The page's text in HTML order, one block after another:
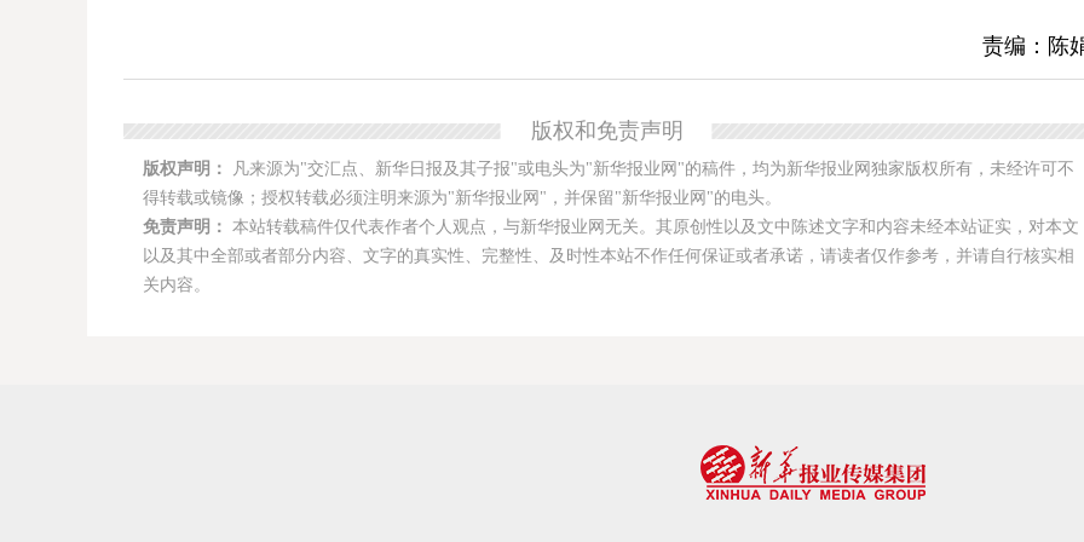
责编：陈
版权和免责声明
版权声明：
凡来源为"交汇点、新华日报及其子报"或电头为"新华报业网"的稿件，均为新华报业网独家版权所有，未经许可不
得转载或镜像；授权转载必须注明来源为"新华报业网"，并保留"新华报业网"的电头。
免责声明： 本站转载稿件仅代表作者个人观点，与新华报业网无关。其原创性以及文中陈述文字和内容未经本站证实，对本文
以及其中全部或者部分内容、文字的真实性、完整性、及时性本站不作任何保证或者承诺，请读者仅作参考，并请自行核实相
关内容。